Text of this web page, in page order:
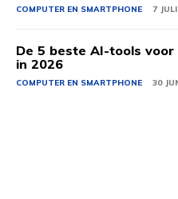
COMPUTER EN SMARTPHONE 7
De 5 beste AI-tools
in 2026
COMPUTER EN SMARTPHONE 30